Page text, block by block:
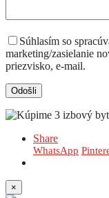
Súhlasím so
marketing/zasielanie
priezvisko, e-mail.
Share
WhatsApp
×